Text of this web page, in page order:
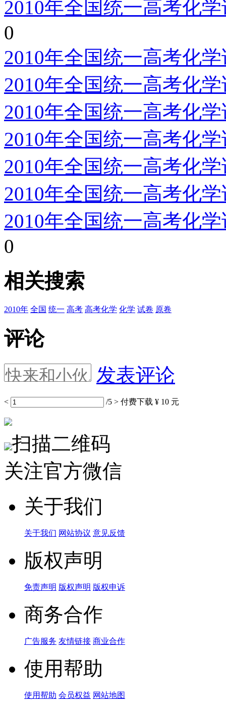
2010年全国统一高考化
0
2010年全国统一高考化
2010年全国统一高考化
2010年全国统一高考化
2010年全国统一高考化
2010年全国统一高考化
2010年全国统一高考化
2010年全国统一高考化
0
相关搜索
2010年 全国 统一 高考 高考化学 化学 试卷 原卷
评论
发表评论
< /5 > 付费下载 ¥ 10 元
扫描二维码
关注官方微信
关于我们
关于我们 网站协议 意见反馈
版权声明
免责声明 版权声明 版权申诉
商务合作
广告服务 友情链接 商业合作
使用帮助
使用帮助 会员权益 网站地图